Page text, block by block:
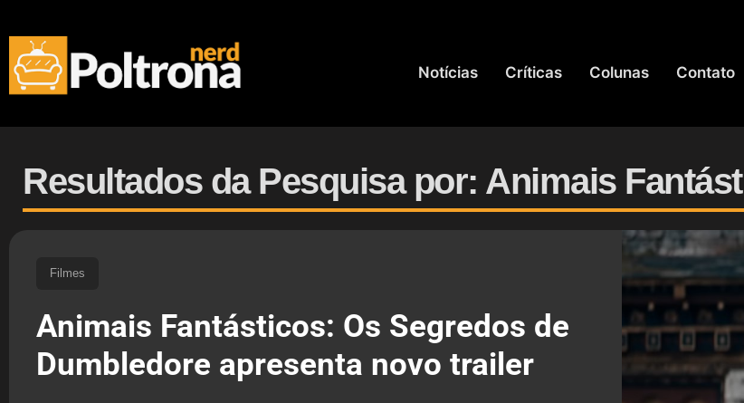
Notícias Críticas Colunas Contato
Resultados da Pesquisa por: Animais
Filmes
Animais Fantásticos: Os Segredos de
Dumbledore apresenta novo trailer